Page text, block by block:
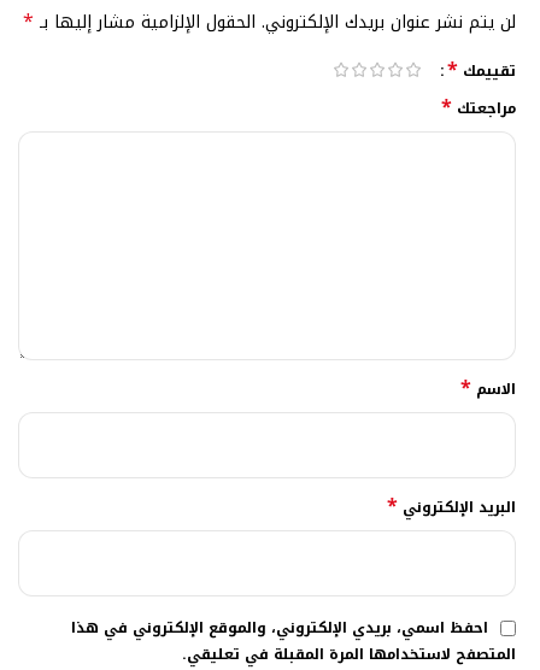
لن يتم نشر عنوان بريدك الإلكتروني. الحقول الإلزامية مشار إليها بـ *
تقييمك *
مراجعتك *
الاسم *
البريد الإلكتروني *
احفظ اسمي، بريدي الإلكتروني، والموقع الإلكتروني في هذا
المتصفح لاستخدامها المرة المقبلة في تعليقي.